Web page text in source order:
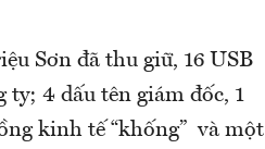
Sơn đã thu giữ, 16 USB
ty; 4 dấu tên giám đốc, 1
kinh tế “khống” và một